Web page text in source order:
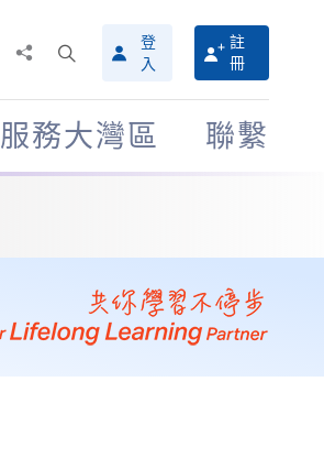
搜
尋
介
面
登
入
註
冊
服務大灣區 聯繫